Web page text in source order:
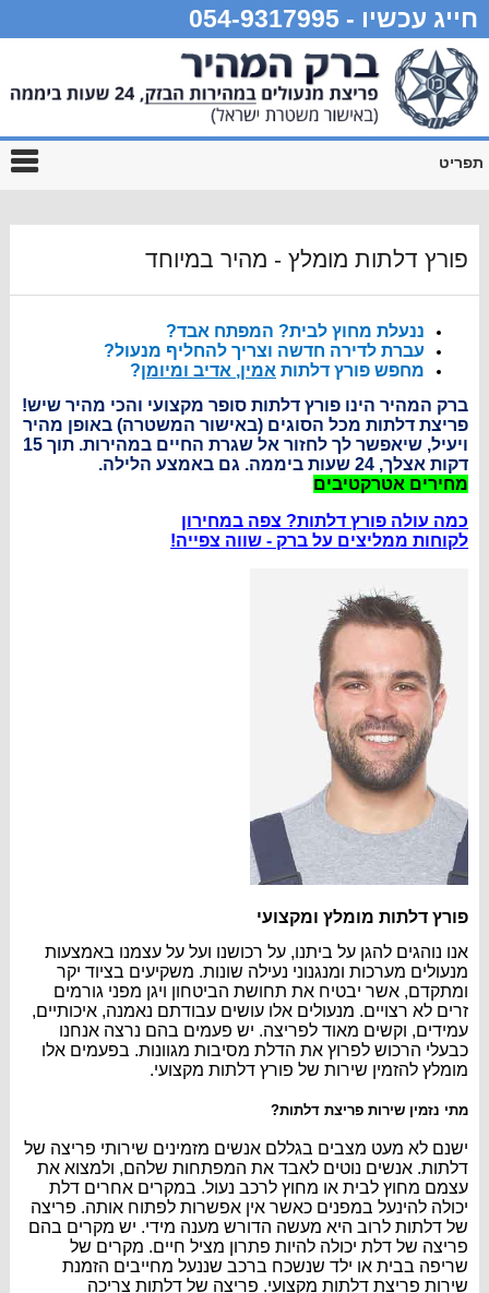
חייג עכשיו - 054-9317995
תפריט
פורץ דלתות מומלץ - מהיר במיוחד
ננעלת מחוץ לבית? המפתח אבד?
עברת לדירה חדשה וצריך להחליף מנעול?
מחפש פורץ דלתות אמין, אדיב ומיומן?
ברק המהיר הינו פורץ דלתות סופר מקצועי והכי מהיר שיש!
פריצת דלתות מכל הסוגים (באישור המשטרה) באופן מהיר
ויעיל, שיאפשר לך לחזור אל שגרת החיים במהירות. תוך 15
דקות אצלך, 24 שעות ביממה. גם באמצע הלילה.
מחירים אטרקטיבים
כמה עולה פורץ דלתות? צפה במחירון
לקוחות ממליצים על ברק - שווה צפייה!
פורץ דלתות מומלץ ומקצועי
אנו נוהגים להגן על ביתנו, על רכושנו ועל על עצמנו באמצעות
מנעולים מערכות ומנגנוני נעילה שונות. משקיעים בציוד יקר
ומתקדם, אשר יבטיח את תחושת הביטחון ויגן מפני גורמים
זרים לא רצויים. מנעולים אלו עושים עבודתם נאמנה, איכותיים,
עמידים, וקשים מאוד לפריצה. יש פעמים בהם נרצה אנחנו
כבעלי הרכוש לפרוץ את הדלת מסיבות מגוונות. בפעמים אלו
מומלץ להזמין שירות של פורץ דלתות מקצועי.
מתי נזמין שירות פריצת דלתות?
ישנם לא מעט מצבים בגללם אנשים מזמינים שירותי פריצה של
דלתות. אנשים נוטים לאבד את המפתחות שלהם, ולמצוא את
עצמם מחוץ לבית או מחוץ לרכב נעול. במקרים אחרים דלת
יכולה להינעל במפנים כאשר אין אפשרות לפתוח אותה. פריצה
של דלתות לרוב היא מעשה הדורש מענה מידי. יש מקרים בהם
פריצה של דלת יכולה להיות פתרון מציל חיים. מקרים של
שריפה בבית או ילד שנשכח ברכב שננעל מחייבים הזמנת
שירות פריצת דלתות מקצועי. פריצה של דלתות צריכה